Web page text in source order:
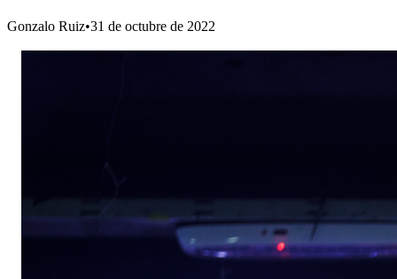
Gonzalo Ruiz•31 de octubre de 2022